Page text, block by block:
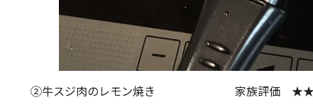
②牛スジ肉のレモン焼き 家族評価